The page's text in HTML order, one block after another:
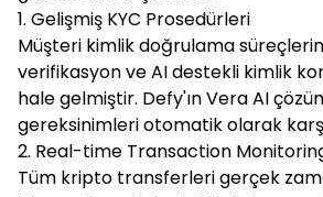
1. Gelişmiş KYC Prosedürleri
Müşteri kimlik doğrulama
verifikasyon ve AI destekli kimlik
hale gelmiştir. Defy'ın Vera AI
gereksinimleri otomatik olarak
2. Real-time Transaction
Tüm kripto transferleri gerçek